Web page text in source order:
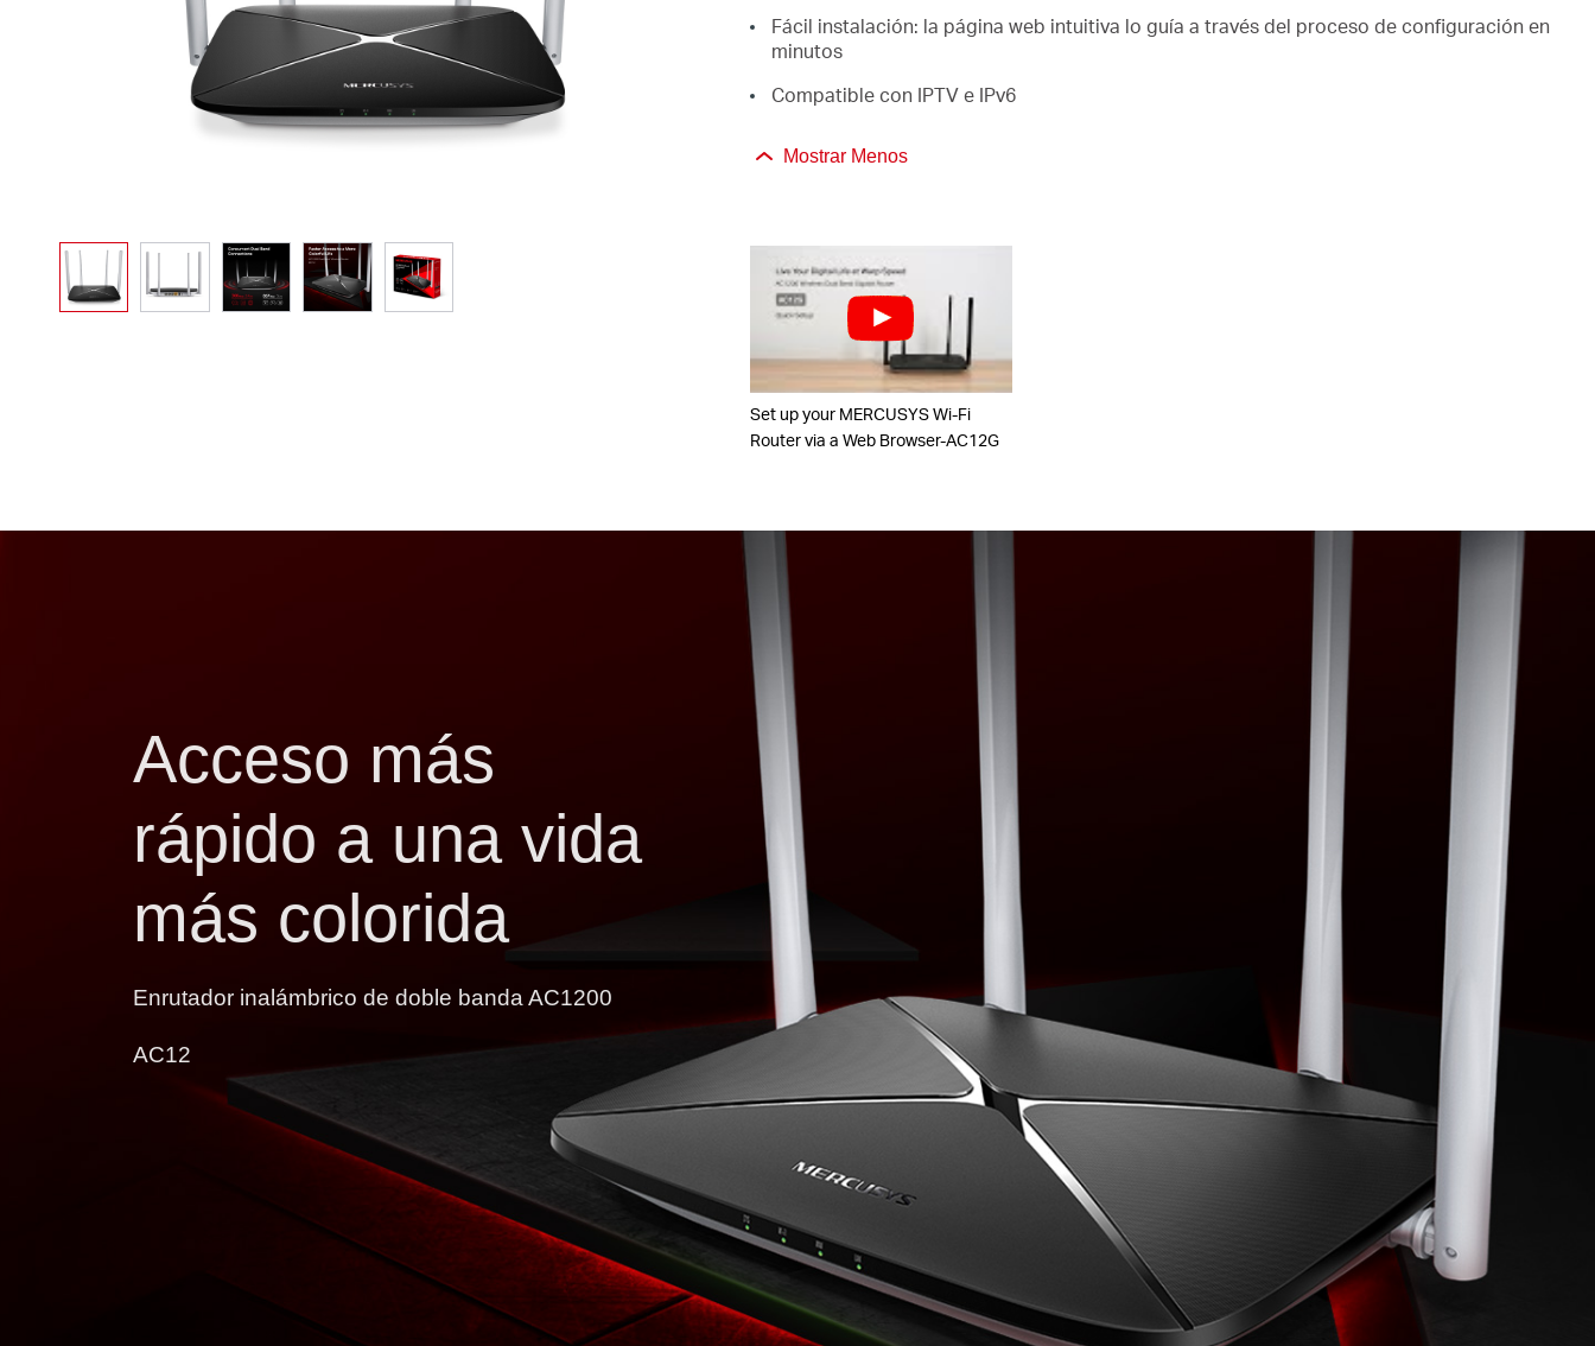
Fácil instalación: la página web intuitiva lo guía a través del proceso de configuración en
minutos
Compatible con IPTV e IPv6
Mostrar Menos
Set up your MERCUSYS Wi-Fi
Router via a Web Browser-AC12G
Acceso más
rápido a una vida
más colorida
Enrutador inalámbrico de doble banda AC1200
AC12